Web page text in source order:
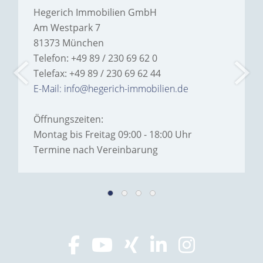
Hegerich Immobilien GmbH
Am Westpark 7
81373 München
Telefon: +49 89 / 230 69 62 0
Telefax: +49 89 / 230 69 62 44
E-Mail: info@hegerich-immobilien.de
Öffnungszeiten:
Montag bis Freitag 09:00 - 18:00 Uhr
Termine nach Vereinbarung